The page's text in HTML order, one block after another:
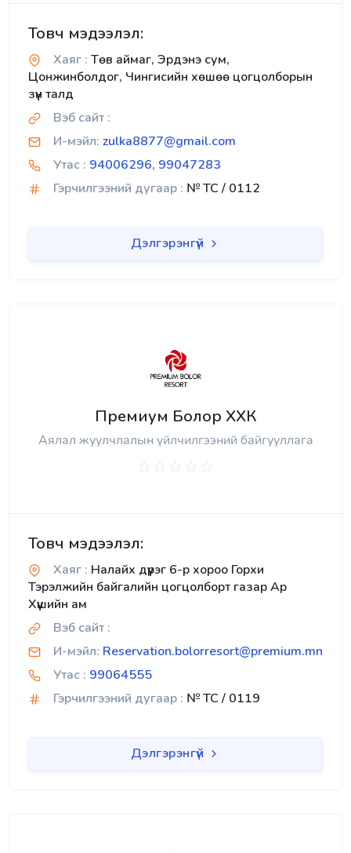
Товч мэдээлэл:
Хаяг : Төв аймаг, Эрдэнэ сум,
Цонжинболдог, Чингисийн хөшөө цогцолборын
зүүн талд
Вэб сайт :
И-мэйл: zulka8877@gmail.com
Утас : 94006296, 99047283
Гэрчилгээний дугаар : № TC / 0112
Дэлгэрэнгүй
Премиум Болор ХХК
Аялал жуулчлалын үйлчилгээний байгууллага
Товч мэдээлэл:
Хаяг : Налайх дүүрэг 6-р хороо Горхи
Тэрэлжийн байгалийн цогцолборт газар Ар
Хүүшийн ам
Вэб сайт :
И-мэйл: Reservation.bolorresort@premium.mn
Утас : 99064555
Гэрчилгээний дугаар : № TC / 0119
Дэлгэрэнгүй